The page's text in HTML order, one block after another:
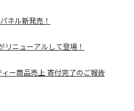
ネル新発売！
リニューアルして登場！
ィー商品売上 寄付完了のご報告